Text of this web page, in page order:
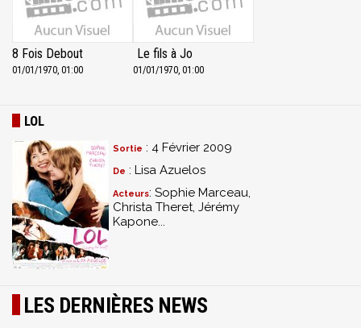
8 Fois Debout
01/01/1970, 01:00
Le fils à Jo
01/01/1970, 01:00
LOL
Sortie : 4 Février 2009
De : Lisa Azuelos
Acteurs: Sophie Marceau,
Christa Theret, Jérémy
Kapone...
LES DERNIÈRES NEWS